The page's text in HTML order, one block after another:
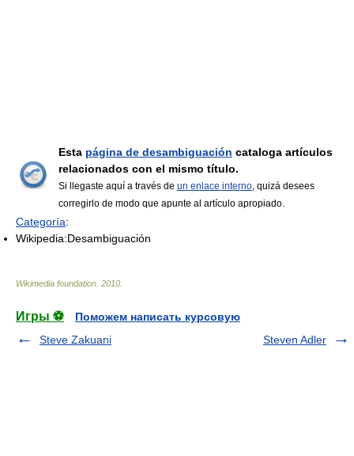
Esta página de desambiguación cataloga artículos
relacionados con el mismo título.
Si llegaste aquí a través de un enlace interno, quizá desees
corregirlo de modo que apunte al artículo apropiado.
Categoría:
Wikipedia:Desambiguación
Wikimedia foundation 2010
Игры ⚽
Поможем написать курсовую
Steve Zakuani
Steven Adler